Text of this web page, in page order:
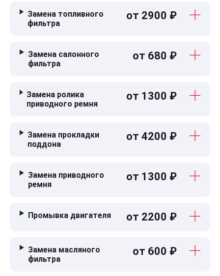
Замена топливного
фильтра
от 2900 ₽
Замена салонного
фильтра
от 680 ₽
Замена ролика
приводного ремня
от 1300 ₽
Замена прокладки
поддона
от 4200 ₽
Замена приводного
ремня
от 1300 ₽
Промывка двигателя от 2200 ₽
Замена масляного
фильтра
от 600 ₽